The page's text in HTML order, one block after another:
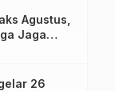
Agustus,
Jaga
26